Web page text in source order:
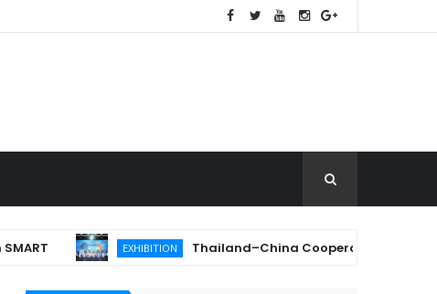
EXHIBITION Thailand–China Cooperation Expo 2026 เปิดเว